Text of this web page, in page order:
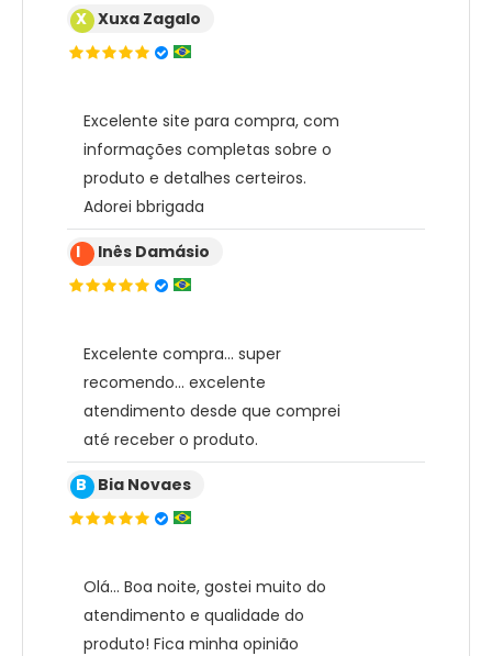
X Xuxa Zagalo
Excelente site para compra, com
informações completas sobre o
produto e detalhes certeiros.
Adorei bbrigada
I Inês Damásio
Excelente compra... super
recomendo... excelente
atendimento desde que comprei
até receber o produto.
B Bia Novaes
Olá... Boa noite, gostei muito do
atendimento e qualidade do
produto! Fica minha opinião